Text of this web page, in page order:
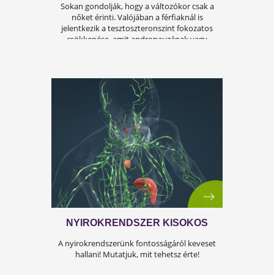
ÍGY KERÜLD EL AZ
ISKOLAKEZDÉSI ŐRÜLETET!
Az iskolakezdés sok családban nem
örömteli új kezdet, hanem egy stresszes
átállás. Ugyanakkor lehet jól csinálni!
Olvass tovább a tippekért!